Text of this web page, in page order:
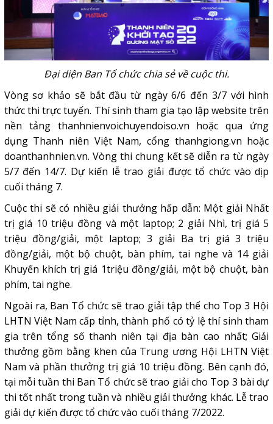
Đại diện Ban Tổ chức chia sẻ về cuộc thi.
Vòng sơ khảo sẽ bắt đầu từ ngày 6/6 đến 3/7 với hình
thức thi trực tuyến. Thí sinh tham gia tạo lập website trên
nền tảng thanhnienvoichuyendoiso.vn hoặc qua ứng
dụng Thanh niên Việt Nam, cổng thanhgiong.vn hoặc
doanthanhnien.vn. Vòng thi chung kết sẽ diễn ra từ ngày
5/7 đến 14/7. Dự kiến lễ trao giải được tổ chức vào dịp
cuối tháng 7.
Cuộc thi sẽ có nhiều giải thưởng hấp dẫn: Một giải Nhất
trị giá 10 triệu đồng và một laptop; 2 giải Nhì, trị giá 5
triệu đồng/giải, một laptop; 3 giải Ba trị giá 3 triệu
đồng/giải, một bộ chuột, bàn phím, tai nghe và 14 giải
Khuyến khích trị giá 1triệu đồng/giải, một bộ chuột, bàn
phím, tai nghe.
Ngoài ra, Ban Tổ chức sẽ trao giải tập thể cho Top 3 Hội
LHTN Việt Nam cấp tỉnh, thành phố có tỷ lệ thí sinh tham
gia trên tổng số thanh niên tại địa bàn cao nhất; Giải
thưởng gồm bằng khen của Trung ương Hội LHTN Việt
Nam và phần thưởng trị giá 10 triệu đồng. Bên cạnh đó,
tại mỗi tuần thi Ban Tổ chức sẽ trao giải cho Top 3 bài dự
thi tốt nhất trong tuần và nhiều giải thưởng khác. Lễ trao
giải dự kiến được tổ chức vào cuối tháng 7/2022.